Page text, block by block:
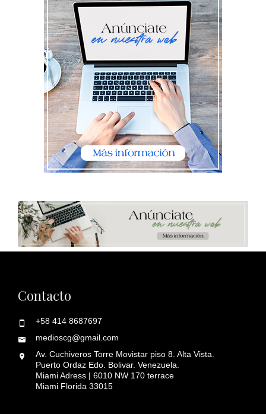
Contacto
+58 414 8687697
medioscg@gmail.com
Av. Cuchiveros Torre Movistar piso 8. Alta Vista.
Puerto Ordaz Edo. Bolivar. Venezuela.
Miami Adress | 6010 NW 170 terrace
Miami Florida 33015